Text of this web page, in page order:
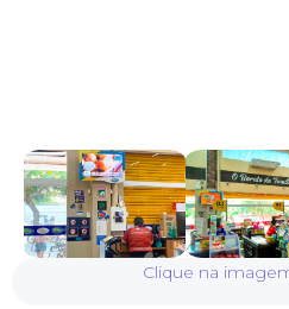
Clique na